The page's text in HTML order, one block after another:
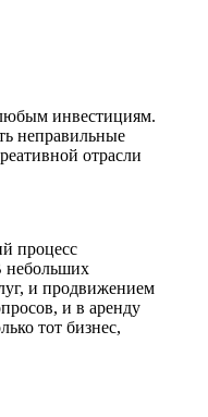
инвестициям.
неправильные
отрасли
процесс
небольших
и продвижением
и в аренду
тот бизнес,